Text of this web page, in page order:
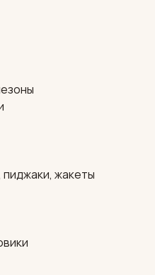
жакеты